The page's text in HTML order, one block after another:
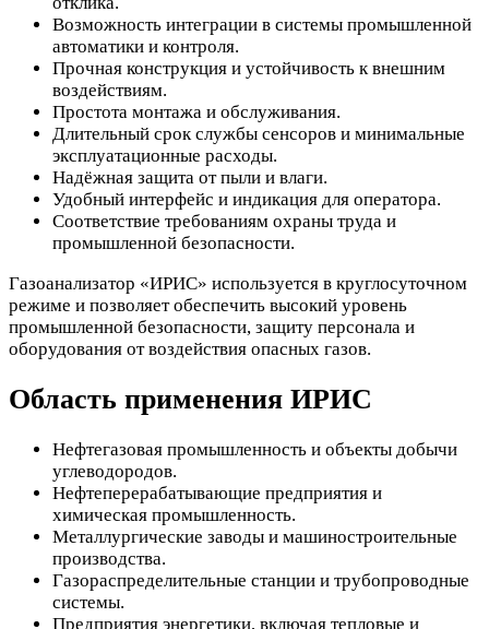
Возможность интеграции в системы промышленной
автоматики и контроля.
Прочная конструкция и устойчивость к внешним
воздействиям.
Простота монтажа и обслуживания.
Длительный срок службы сенсоров и минимальные
эксплуатационные расходы.
Надёжная защита от пыли и влаги.
Удобный интерфейс и индикация для оператора.
Соответствие требованиям охраны труда и
промышленной безопасности.
Газоанализатор «ИРИС» используется в круглосуточном
режиме и позволяет обеспечить высокий уровень
промышленной безопасности, защиту персонала и
оборудования от воздействия опасных газов.
Область применения ИРИС
Нефтегазовая промышленность и объекты добычи
углеводородов.
Нефтеперерабатывающие предприятия и
химическая промышленность.
Металлургические заводы и машиностроительные
производства.
Газораспределительные станции и трубопроводные
системы.
Предприятия энергетики, включая тепловые и